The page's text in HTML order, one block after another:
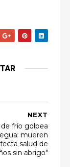
NEXT
de frío golpea
mueren
salud de
sin abrigo"